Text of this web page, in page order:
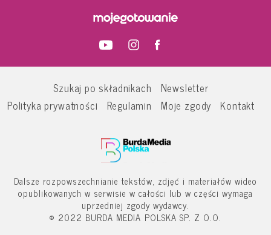
Szukaj po składnikach
Newsletter
Polityka prywatności
Regulamin Moje zgody Kontakt
Dalsze rozpowszechnianie tekstów, zdjęć i materiałów wideo
opublikowanych w serwisie w całości lub w części wymaga
uprzedniej zgody wydawcy.
© 2022 BURDA MEDIA POLSKA SP. Z O.O.